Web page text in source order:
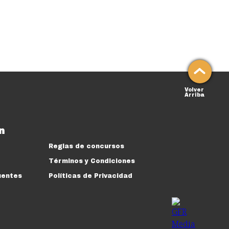
Volver
Arriba
Reglas de concursos
Términos y Condiciones
Políticas de Privacidad